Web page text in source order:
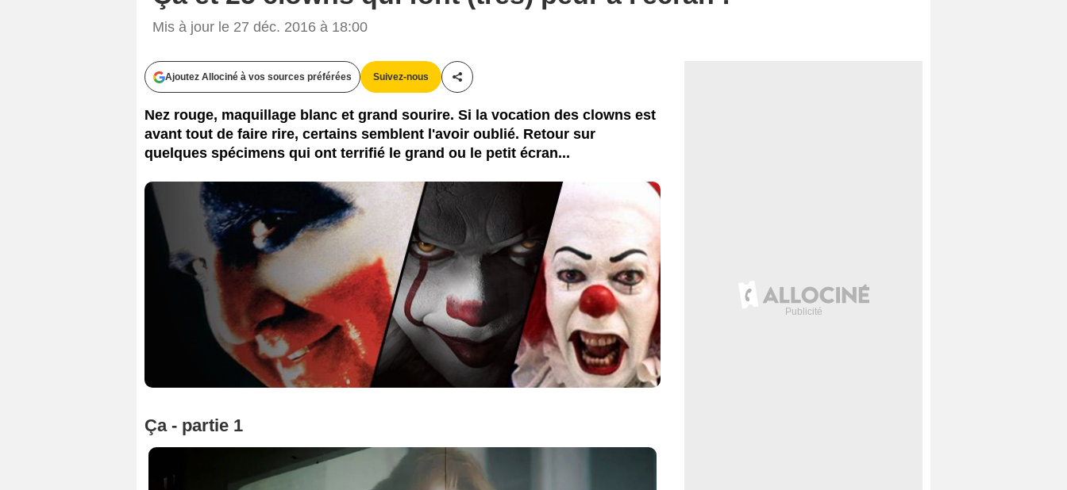
Mis à jour le 27 déc. 2016 à 18:00
Ajoutez Allociné à vos sources préférées Suivez-nous
Partager cet article
Nez rouge, maquillage blanc et grand sourire. Si la vocation des clowns est
avant tout de faire rire, certains semblent l'avoir oublié. Retour sur
quelques spécimens qui ont terrifié le grand ou le petit écran...
Ça - partie 1